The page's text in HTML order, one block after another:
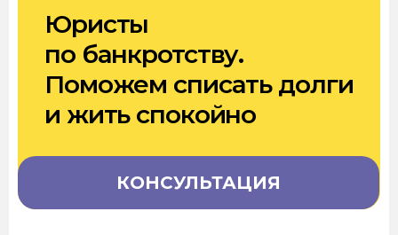
Юристы
по банкротству.
Поможем списать долги
и жить спокойно
КОНСУЛЬТАЦИЯ